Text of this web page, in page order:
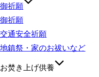
プ
御祈願
御祈願
交通安全祈願
地鎮祭・家のお祓いなど
お焚き上げ供養